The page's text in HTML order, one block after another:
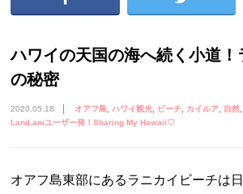
ハワイの天国の海へ続く小道
の秘密
2020.05.18 オアフ島 ハワイ観光 ビーチ カイルア 自然
LaniLaniユーザー発！Sharing My Hawaii♡
オアフ島東部にあるラニカイビーチは